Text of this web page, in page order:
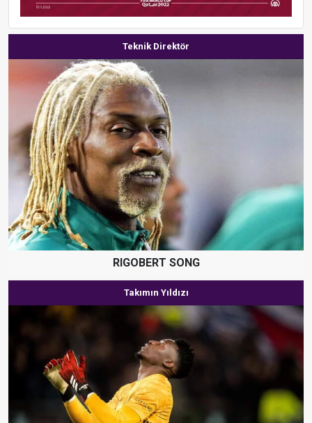
Teknik Direktör
RIGOBERT SONG
Takımın Yıldızı